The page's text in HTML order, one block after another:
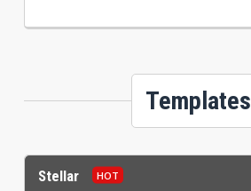
Templates
Stellar